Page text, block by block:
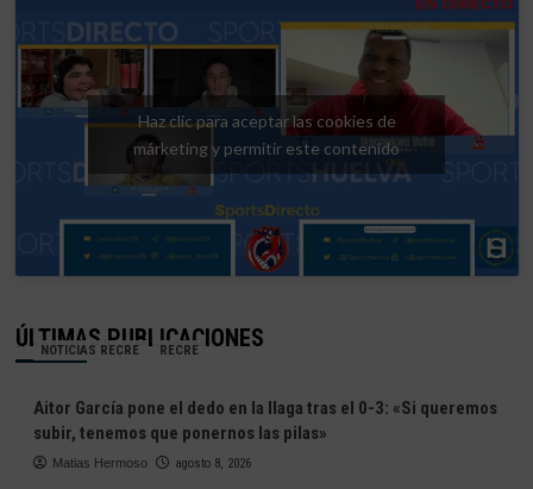
Haz clic para aceptar las cookies de
márketing y permitir este contenido
ÚLTIMAS PUBLICACIONES
NOTICIAS RECRE RECRE
Aitor García pone el dedo en la llaga tras el 0-3: «Si queremos
subir, tenemos que ponernos las pilas»
Matias Hermoso agosto 8, 2026